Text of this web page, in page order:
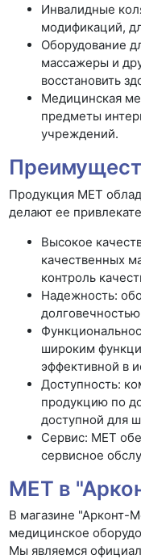
Инвалидные
модификаций,
Оборудование
массажеры и
восстановить
Медицинская
предметы
учреждений.
Продукция МЕТ
делают ее
Высокое
качественных
контроль
Надежность:
широким
эффективной в
Доступность:
продукцию по
доступной для
Сервис: МЕТ
сервисное
МЕТ в
В магазине "Арконт-
медицинское
Мы являемся